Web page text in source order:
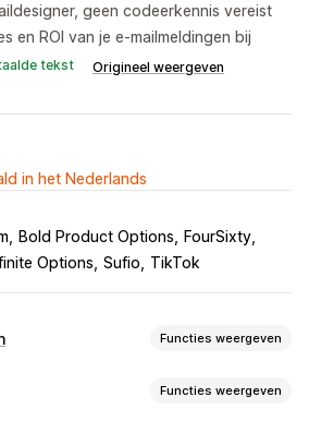
geen codeerkennis vereist
en ROI van je e-mailmeldingen bij
tekst Origineel weergeven
in het Nederlands
Bold Product Options
FourSixty
Options Sufio TikTok
Functies weergeven
Functies weergeven